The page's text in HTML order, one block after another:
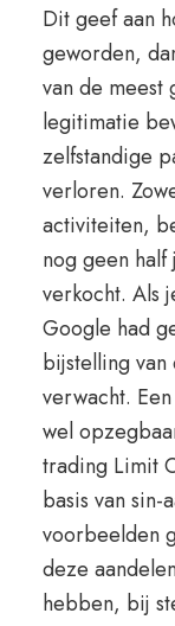
Dit geef aan
geworden,
van de meest
legitimatie
zelfstandige
verloren.
activiteiten,
nog geen
verkocht. Als
Google had
bijstelling
verwacht.
wel
trading Limit
basis van sin-
voorbeelden
deze
hebben, bij